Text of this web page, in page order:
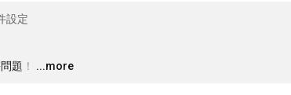
設定
題！
…
...more